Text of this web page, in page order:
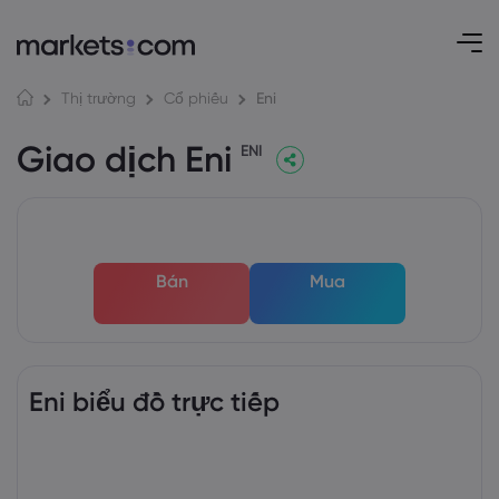
Thị trường Cổ phiếu Eni
Giao dịch Eni ENI
Bán Mua
Eni biểu đồ trực tiếp